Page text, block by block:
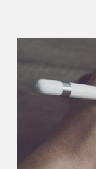
Tengah
Tantangan:
Animasi
Indonesia